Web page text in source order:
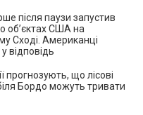
після паузи запустив
обʼєктах США на
Сході. Американці
відповідь
прогнозують, що лісові
Бордо можуть тривати